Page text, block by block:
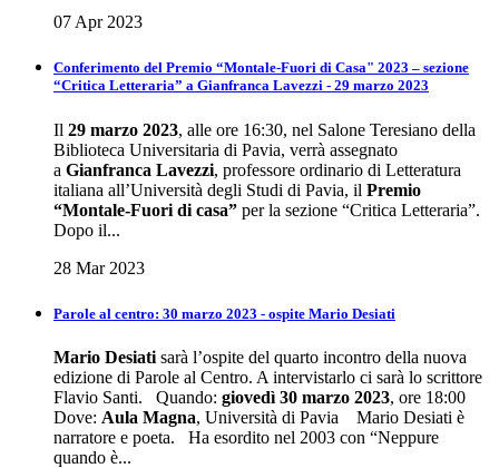
07 Apr 2023
Conferimento del Premio “Montale-Fuori di Casa" 2023 – sezione
“Critica Letteraria” a Gianfranca Lavezzi - 29 marzo 2023
Il 29 marzo 2023, alle ore 16:30, nel Salone Teresiano della
Biblioteca Universitaria di Pavia, verrà assegnato
a Gianfranca Lavezzi, professore ordinario di Letteratura
italiana all’Università degli Studi di Pavia, il Premio
“Montale-Fuori di casa” per la sezione “Critica Letteraria”.
Dopo il...
28 Mar 2023
Parole al centro: 30 marzo 2023 - ospite Mario Desiati
Mario Desiati sarà l’ospite del quarto incontro della nuova
edizione di Parole al Centro. A intervistarlo ci sarà lo scrittore
Flavio Santi. Quando: giovedì 30 marzo 2023, ore 18:00
Dove: Aula Magna, Università di Pavia Mario Desiati è
narratore e poeta. Ha esordito nel 2003 con “Neppure
quando è...